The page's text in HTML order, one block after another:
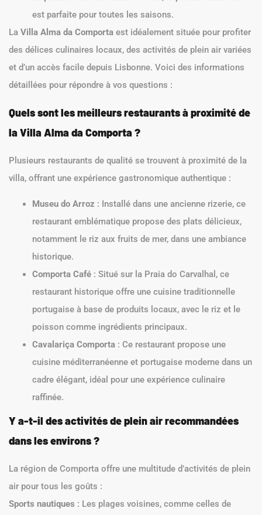
est parfaite pour toutes les saisons.
La Villa Alma da Comporta est idéalement située pour profiter
des délices culinaires locaux, des activités de plein air variées
et d’un accès facile depuis Lisbonne. Voici des informations
détaillées pour répondre à vos questions :
Quels sont les meilleurs restaurants à proximité de
la Villa Alma da Comporta ?
Plusieurs restaurants de qualité se trouvent à proximité de la
villa, offrant une expérience gastronomique authentique :
Museu do Arroz : Installé dans une ancienne rizerie, ce
restaurant emblématique propose des plats délicieux,
notamment le riz aux fruits de mer, dans une ambiance
historique.
Comporta Café : Situé sur la Praia do Carvalhal, ce
restaurant historique offre une cuisine traditionnelle
portugaise à base de produits locaux, avec le riz et le
poisson comme ingrédients principaux.
Cavalariça Comporta : Ce restaurant propose une
cuisine méditerranéenne et portugaise moderne dans un
cadre élégant, idéal pour une expérience culinaire
raffinée.
Y a-t-il des activités de plein air recommandées
dans les environs ?
La région de Comporta offre une multitude d’activités de plein
air pour tous les goûts :
Sports nautiques : Les plages voisines, comme celles de